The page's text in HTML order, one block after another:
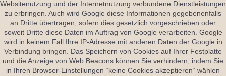
Websitenutzung und der Internetnutzung verbundene Dienstleistungen
zu erbringen. Auch wird Google diese Informationen gegebenenfalls
an Dritte übertragen, sofern dies gesetzlich vorgeschrieben oder
soweit Dritte diese Daten im Auftrag von Google verarbeiten. Google
wird in keinem Fall Ihre IP-Adresse mit anderen Daten der Google in
Verbindung bringen. Das Speichern von Cookies auf Ihrer Festplatte
und die Anzeige von Web Beacons können Sie verhindern, indem Sie
in Ihren Browser-Einstellungen “keine Cookies akzeptieren“ wählen